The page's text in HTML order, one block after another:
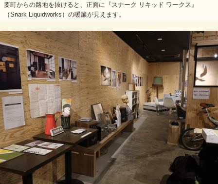
要町からの路地を抜けると、正面に『スナーク リキッド ワークス』
（Snark Liquidworks）の暖簾が見えます。